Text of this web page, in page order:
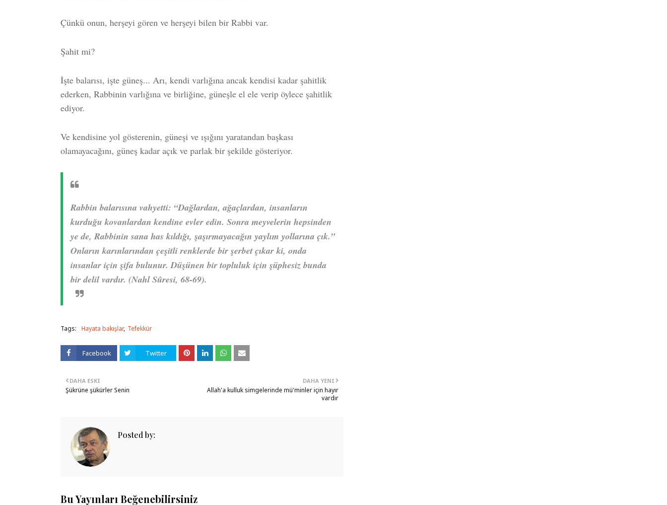
Çünkü onun, herşeyi gören ve herşeyi bilen bir Rabbi var.
Şahit mi?
İşte balarısı, işte güneş... Arı, kendi varlığına ancak kendisi kadar şahitlik
ederken, Rabbinin varlığına ve birliğine, güneşle el ele verip öylece şahitlik
ediyor.
Ve kendisine yol gösterenin, güneşi ve ışığını yaratandan başkası
olamayacağını, güneş kadar açık ve parlak bir şekilde gösteriyor.
Rabbin balarısına vahyetti: “Dağlardan, ağaçlardan, insanların
kurduğu kovanlardan kendine evler edin. Sonra meyvelerin hepsinden
ye de, Rabbinin sana has kıldığı, şaşırmayacağın yaylım yollarına çık.”
Onların karınlarından çeşitli renklerde bir şerbet çıkar ki, onda
insanlar için şifa bulunur. Düşünen bir topluluk için şüphesiz bunda
bir delil vardır. (Nahl Sûresi, 68-69).
Tags: Hayata bakışlar Tefekkür
Facebook Twitter
DAHA YENI
Allah'a kulluk simgelerinde mü'minler için hayır
vardır
DAHA ESKI
Şükrüne şükürler Senin
Posted by:
Bu Yayınları Beğenebilirsiniz